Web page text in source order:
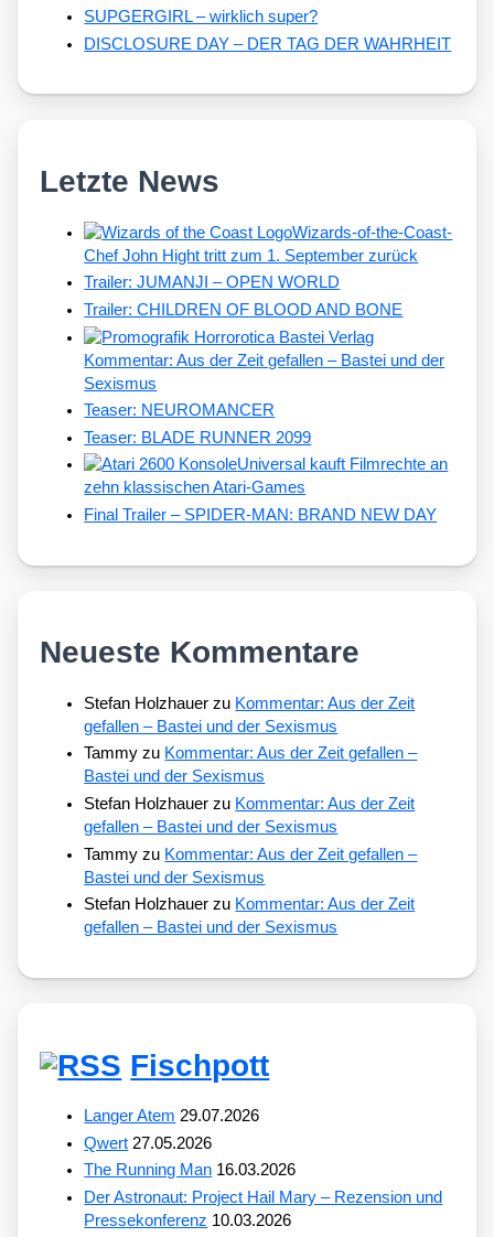
SUPGERGIRL – wirklich super?
DISCLOSURE DAY – DER TAG DER WAHRHEIT
Letzte News
Wizards-of-the-Coast-
Chef John Hight tritt zum 1. September zurück
Trailer: JUMANJI – OPEN WORLD
Trailer: CHILDREN OF BLOOD AND BONE
Kommentar: Aus der Zeit gefallen – Bastei und der
Sexismus
Teaser: NEUROMANCER
Teaser: BLADE RUNNER 2099
Universal kauft Filmrechte an
zehn klassischen Atari-Games
Final Trailer – SPIDER-MAN: BRAND NEW DAY
Neueste Kommentare
Stefan Holzhauer zu Kommentar: Aus der Zeit
gefallen – Bastei und der Sexismus
Tammy zu Kommentar: Aus der Zeit gefallen –
Bastei und der Sexismus
Stefan Holzhauer zu Kommentar: Aus der Zeit
gefallen – Bastei und der Sexismus
Tammy zu Kommentar: Aus der Zeit gefallen –
Bastei und der Sexismus
Stefan Holzhauer zu Kommentar: Aus der Zeit
gefallen – Bastei und der Sexismus
Fischpott
Langer Atem 29.07.2026
Qwert 27.05.2026
The Running Man 16.03.2026
Der Astronaut: Project Hail Mary – Rezension und
Pressekonferenz 10.03.2026